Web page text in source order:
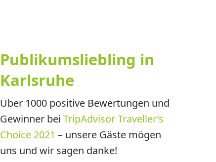
Publikumsliebling in
Karlsruhe
Über 1000 positive Bewertungen und
Gewinner bei TripAdvisor Traveller’s
Choice 2021 – unsere Gäste mögen
uns und wir sagen danke!